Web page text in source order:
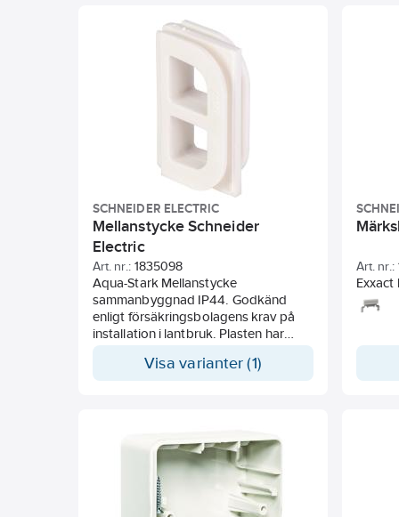
SCHNEIDER ELECTRIC
Mellanstycke Schneider
Electric
Art. nr.: 1835098
Aqua-Stark Mellanstycke
sammanbyggnad IP44. Godkänd
enligt försäkringsbolagens krav på
installation i lantbruk. Plasten har
vegetabiliska oljor och ammoniak.
Visa varianter (1)
Art. nr.:
Exxact
med